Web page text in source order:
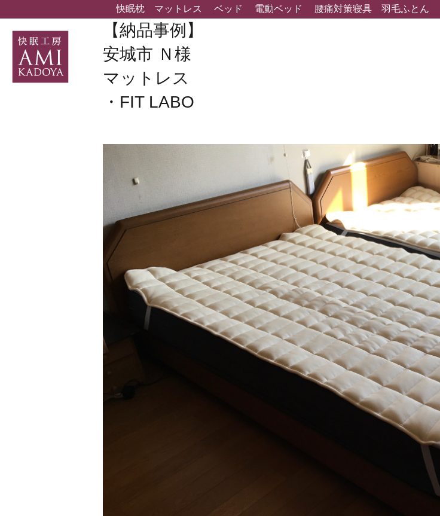
快眠枕 マットレス ベッド 電動ベッド 腰痛対策寝具 羽毛ふとん
【納品事例】
安城市 Ｎ様
マットレス
・FIT LABO